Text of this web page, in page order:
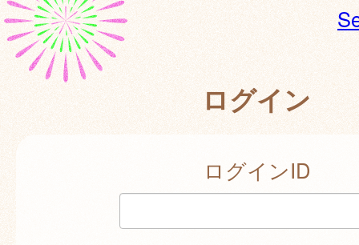
ログイン
ログインID